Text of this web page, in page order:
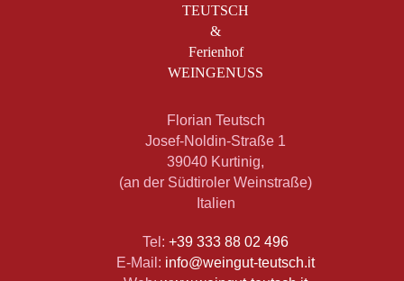
TEUTSCH
&
Ferienhof
WEINGENUSS
Florian Teutsch
Josef-Noldin-Straße 1
39040 Kurtinig,
(an der Südtiroler Weinstraße)
Italien
Tel: +39 333 88 02 496
E-Mail: info@weingut-teutsch.it